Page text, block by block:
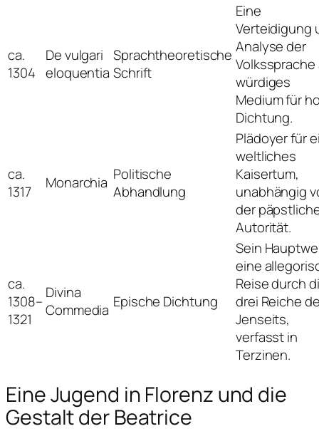
ca.
1304
De vulgari
eloquentia
Sprachtheoretische
Schrift
Eine
Verteidigung
Analyse der
Volkssprache
würdiges
Medium für
Dichtung.
ca.
1317
Monarchia Politische
Abhandlung
Plädoyer für
weltliches
Kaisertum,
unabhängig
der
Autorität.
ca.
1308–
1321
Divina
Commedia Epische Dichtung
Sein
eine
Reise durch
drei Reiche
Jenseits,
verfasst in
Terzinen.
Eine Jugend in Florenz und die
Gestalt der Beatrice